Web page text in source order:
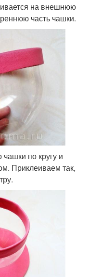
на внешнюю
часть чашки.
по кругу и
Приклеиваем так,